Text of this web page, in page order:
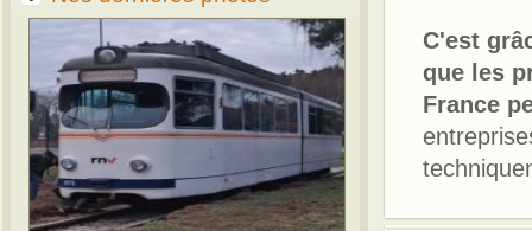
C'est
que les
France